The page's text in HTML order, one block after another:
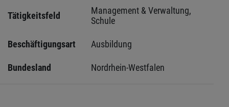
Tätigkeitsfeld
Management & Verwaltung,
Schule
Beschäftigungsart Ausbildung
Bundesland Nordrhein-Westfalen